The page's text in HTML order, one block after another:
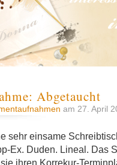
Abgetaucht
am 27. April
sehr einsame
Ex. Duden. Lineal. Das